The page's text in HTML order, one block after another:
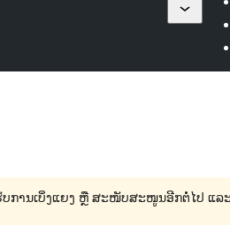
ການເບິ່ງແຍງ ຫຼື ສະໜັບສະໜູນອີກຕໍ່ໄປ ແລ